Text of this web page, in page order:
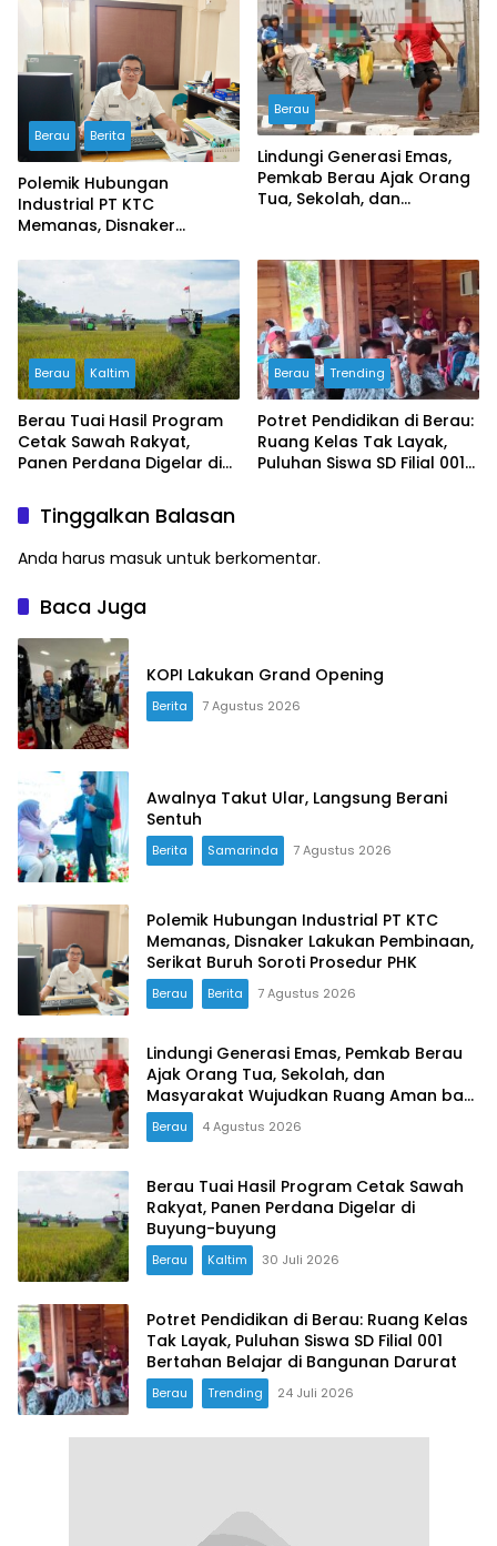
Berau Berita
Polemik Hubungan
Industrial PT KTC
Memanas, Disnaker
Serikat Buruh Soroti
Prosedur PHK
Berau
Lindungi Generasi Emas,
Pemkab Berau Ajak Orang
Tua, Sekolah, dan
Berau Kaltim
Berau Tuai Hasil Program
Cetak Sawah Rakyat,
Panen Perdana Digelar di
Berau Trending
Potret Pendidikan di Berau:
Ruang Kelas Tak Layak,
Puluhan Siswa SD Filial 001
Tinggalkan Balasan
Anda harus masuk untuk berkomentar.
Baca Juga
KOPI Lakukan Grand Opening
Berita 7 Agustus 2026
Awalnya Takut Ular, Langsung Berani
Sentuh
Berita Samarinda 7 Agustus 2026
Polemik Hubungan Industrial PT KTC
Memanas, Disnaker Lakukan Pembinaan,
Serikat Buruh Soroti Prosedur PHK
Berau Berita 7 Agustus 2026
Lindungi Generasi Emas, Pemkab Berau
Ajak Orang Tua, Sekolah, dan
Masyarakat Wujudkan Ruang Aman bagi
Anak
Berau 4 Agustus 2026
Berau Tuai Hasil Program Cetak Sawah
Rakyat, Panen Perdana Digelar di
Buyung-buyung
Berau Kaltim 30 Juli 2026
Potret Pendidikan di Berau: Ruang Kelas
Tak Layak, Puluhan Siswa SD Filial 001
Bertahan Belajar di Bangunan Darurat
Berau Trending 24 Juli 2026